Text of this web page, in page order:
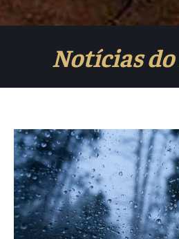
Notícias